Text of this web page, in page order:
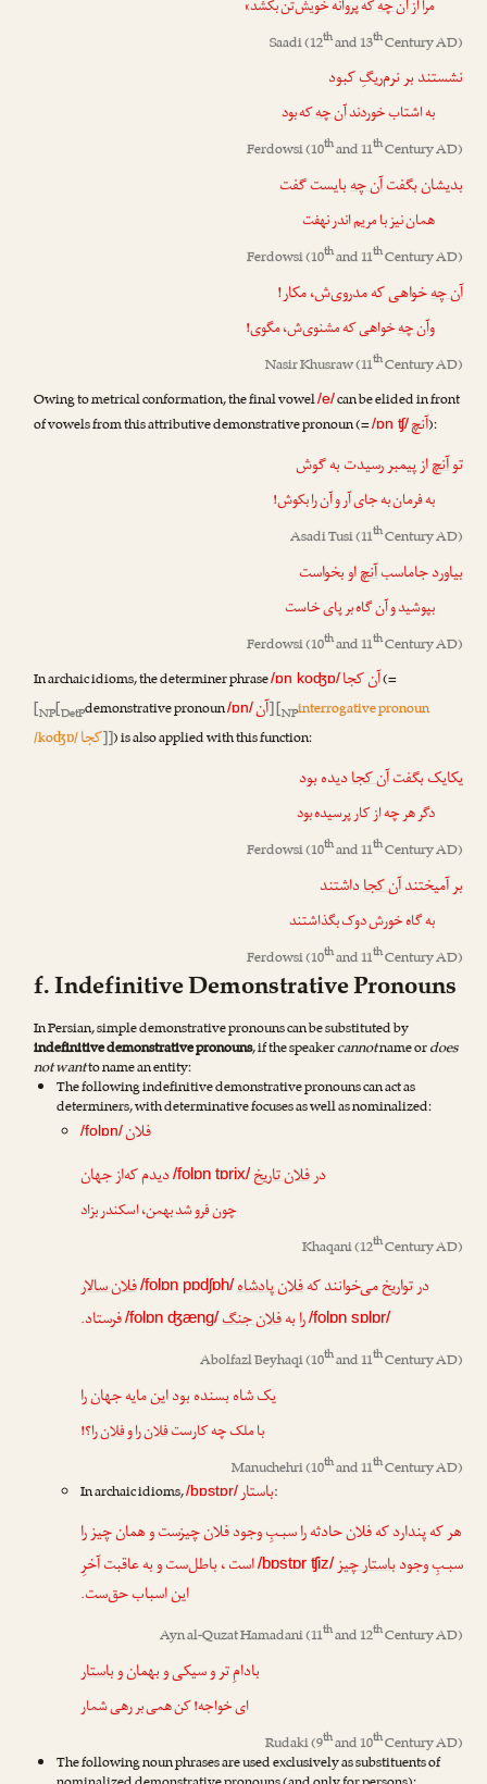
مرا ازآن چهکه پروانه خویش‌تن بکشد»
Saadi(12thand 13thCentury AD)
نشستند بر نرم‌ریگِ کبود
به اشتاب خوردندآن چهکه بود
Ferdowsi(10thand 11thCentury AD)
بدیشان بگفتآن چهبایست گفت
همان نیز با مریم اندر نهفت
Ferdowsi(10thand 11thCentury AD)
آن چهخواهی که مدروی‌ش، مکار!
وآن چهخواهی که مشنوی‌ش، مگوی!
Nasir Khusraw(11thCentury AD)
Owing to metrical conformation, the final vowel/e/can be elided in front
of vowels from this attributive demonstrative pronoun (=/ɒn ʧ/ آنچ):
توآنچاز پیمبر رسیدت به گوش
به فرمان به جای آر و آن را بکوش!
Asadi Tusi(11thCentury AD)
بیاورد جاماسبآنچاو بخواست
بپوشید و آن گاه بر پای خاست
Ferdowsi(10thand 11thCentury AD)
In archaic idioms, the determiner phrase/ɒn koʤɒ/ آن کجا(=
[NP[DetPdemonstrative pronoun/ɒn/آن] [NPinterrogative pronoun
/koʤɒ/کجا]]) is also applied with this function:
یکایک بگفتآن کجادیده بود
دگر هر چه از کار پرسیده بود
Ferdowsi(10thand 11thCentury AD)
بر آمیختندآن کجاداشتند
به گاه خورش دوک بگذاشتند
Ferdowsi(10thand 11thCentury AD)
f. Indefinitive Demonstrative Pronouns
In Persian, simple demonstrative pronouns can be substituted by
indefinitive demonstrative pronouns, if the speakercannotname ordoes
not wantto name an entity:
The following indefinitive demonstrative pronouns can act as
determiners, with determinative focuses as well as nominalized:
/folɒn/فلان
درفلان تاریخ /folɒn tɒrix/دیدم که‌از جهان
چون فرو شد بهمن، اسکندر بزاد
Khaqani(12thCentury AD)
در تواریخ می‌خوانند کهفلان پادشاه/folɒn pɒdʃɒh/فلان سالار
/folɒn sɒlɒr/را بهفلان جنگ/folɒn ʤæng/فرستاد.
Abolfazl Beyhaqi(10thand 11thCentury AD)
یک شاه بسنده بود این مایه جهان را
با ملک چه کارستفلانرا وفلانرا؟!
Manuchehri(10thand 11thCentury AD)
In archaic idioms,/bɒstɒr/باستار:
هر که پندارد که فلان حادثه را سبـبِ وجود فلان چیزست و همان چیز را
سبـبِ وجودباستار چیز/bɒstɒr ʧiz/است ، باطل‌ست و به عاقبت آخرِ
این اسباب حق‌ست.
Ayn al-Quzat Hamadani(11thand 12thCentury AD)
بادامِ تر و سیکی و بهمان وباستار
ای خواجه! کن همی بر رهی شمار
Rudaki(9thand 10thCentury AD)
The following noun phrases are used exclusively as substituents of